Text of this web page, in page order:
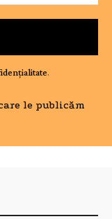
.
le publicăm